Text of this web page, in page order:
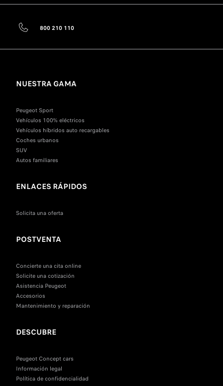
800 210 110
NUESTRA GAMA
Peugeot Sport
Vehículos 100% eléctricos
Vehículos híbridos auto recargables
Coches urbanos
SUV
Autos familiares
ENLACES RÁPIDOS
Solicita una oferta
POSTVENTA
Concierte una cita online
Solicite una cotización
Asistencia Peugeot
Accesorios
Mantenimiento y reparación
DESCUBRE
Peugeot Concept cars
Información legal
Política de confidencialidad